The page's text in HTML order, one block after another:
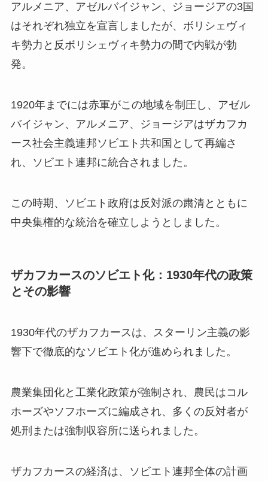
アルメニア、アゼルバイジャン、ジョージアの3国
はそれぞれ独立を宣言しましたが、ボリシェヴィ
キ勢力と反ボリシェヴィキ勢力の間で内戦が勃
発。
1920年までには赤軍がこの地域を制圧し、アゼル
バイジャン、アルメニア、ジョージアはザカフカ
ース社会主義連邦ソビエト共和国として再編さ
れ、ソビエト連邦に統合されました。
この時期、ソビエト政府は反対派の粛清とともに
中央集権的な統治を確立しようとしました。
ザカフカースのソビエト化：1930年代の政策
とその影響
1930年代のザカフカースは、スターリン主義の影
響下で徹底的なソビエト化が進められました。
農業集団化と工業化政策が強制され、農民はコル
ホーズやソフホーズに編成され、多くの反対者が
処刑または強制収容所に送られました。
ザカフカースの経済は、ソビエト連邦全体の計画